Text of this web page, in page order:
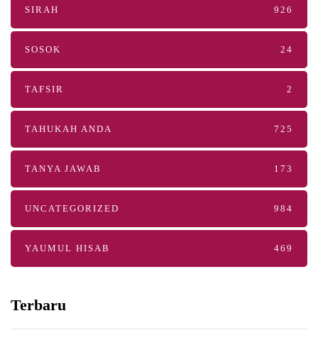
SIRAH 926
SOSOK 24
TAFSIR 2
TAHUKAH ANDA 725
TANYA JAWAB 173
UNCATEGORIZED 984
YAUMUL HISAB 469
Terbaru